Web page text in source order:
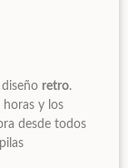
retro.
horas y los
desde todos